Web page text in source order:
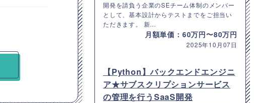
開発を請負う企業のSEチーム体制のメンバー
として、基本設計からテストまでをご担当い
ただきます。 新...
月額単価：60万円〜80万円
2025年10月07日
【Python】バックエンドエンジニ
ア★サブスクリプションサービス
の管理を行うSaaS開発